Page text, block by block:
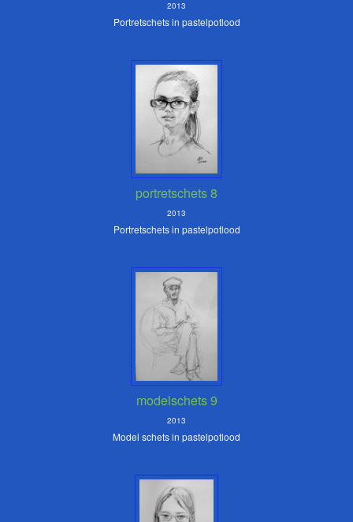
2013
Portretschets in pastelpotlood
portretschets 8
2013
Portretschets in pastelpotlood
modelschets 9
2013
Model schets in pastelpotlood